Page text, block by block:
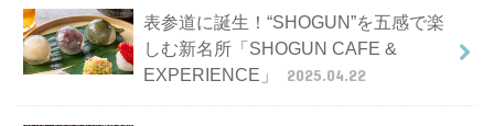
表参道に誕生！“SHOGUN”を五感で楽
しむ新名所「SHOGUN CAFE &
EXPERIENCE」
2025.04.22